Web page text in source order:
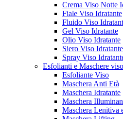
Crema Viso Notte
Fiale Viso Idratante
Fluido Viso
Gel Viso Idratante
Olio Viso Idratante
Siero Viso Idratante
Spray Viso
Esfolianti e Maschere viso
Esfoliante Viso
Maschera Anti Età
Maschera Idratante
Maschera
Maschera Lenitiva